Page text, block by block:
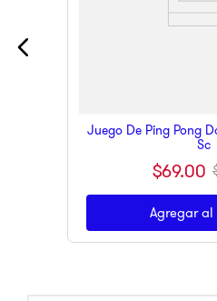
Juego De Ping Pong
Sc
$69.00
Agregar